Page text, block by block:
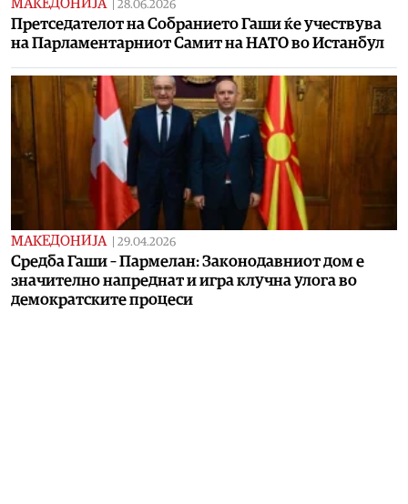
МАКЕДОНИЈА 28.06.2026
Претседателот на Собранието Гаши ќе учествува
на Парламентарниот Самит на НАТО во Истанбул
МАКЕДОНИЈА 29.04.2026
Средба Гаши – Пармелан: Законодавниот дом е
значително напреднат и игра клучна улога во
демократските процеси